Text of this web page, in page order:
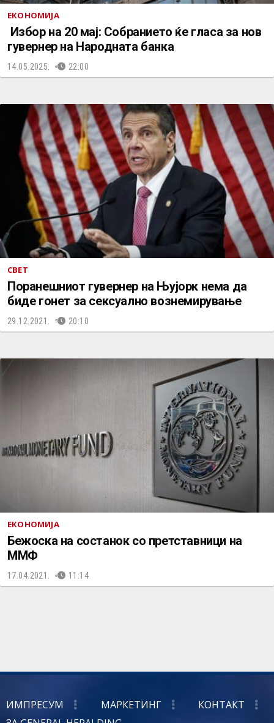
ЕКОНОМИЈА
Избор на 20 мај: Собранието ќе гласа за нов
гувернер на Народната банка
14.05.2025. 22:00
СВЕТ
Поранешниот гувернер на Њујорк нема да
биде гонет за сексуално вознемирување
29.12.2021. 20:10
ЕКОНОМИЈА
Бежоска на состанок со претставници на
ММФ
17.04.2021. 11:14
ИМПРЕСУМ МАРКЕТИНГ
КОНТАКТ